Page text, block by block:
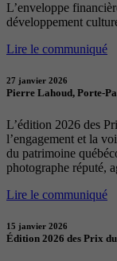
L’enveloppe
développement
Lire le communiqué
27 janvier 2026
Pierre Lahoud, Porte-
L’édition 2026 des
l’engagement et la
du patrimoine
photographe réputé,
Lire le communiqué
15 janvier 2026
Édition 2026 des Prix